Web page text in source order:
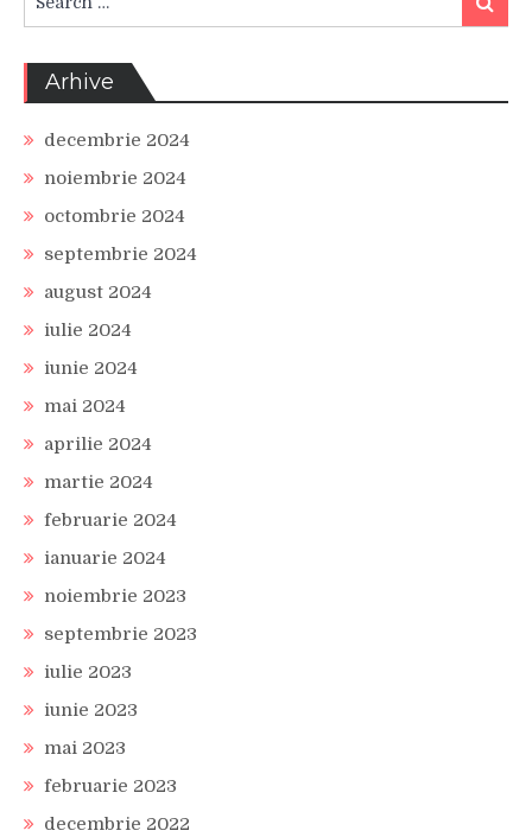
for:
Arhive
decembrie 2024
noiembrie 2024
octombrie 2024
septembrie 2024
august 2024
iulie 2024
iunie 2024
mai 2024
aprilie 2024
martie 2024
februarie 2024
ianuarie 2024
noiembrie 2023
septembrie 2023
iulie 2023
iunie 2023
mai 2023
februarie 2023
decembrie 2022